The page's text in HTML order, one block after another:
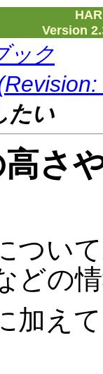
Version
ック
たい
さ
つい
どの
加え